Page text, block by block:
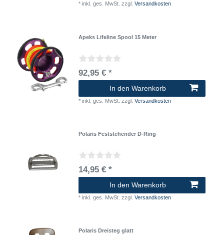
*inkl. ges. MwSt. zzgl.Versandkosten
Apeks Lifeline Spool 15 Meter
92,95 € *
In den Warenkorb
*inkl. ges. MwSt. zzgl.Versandkosten
Polaris Feststehender D-Ring
14,95 € *
In den Warenkorb
*inkl. ges. MwSt. zzgl.Versandkosten
Polaris Dreisteg glatt